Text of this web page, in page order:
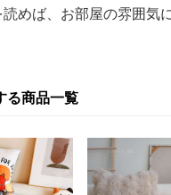
読めば、お部屋の雰囲気
る商品一覧